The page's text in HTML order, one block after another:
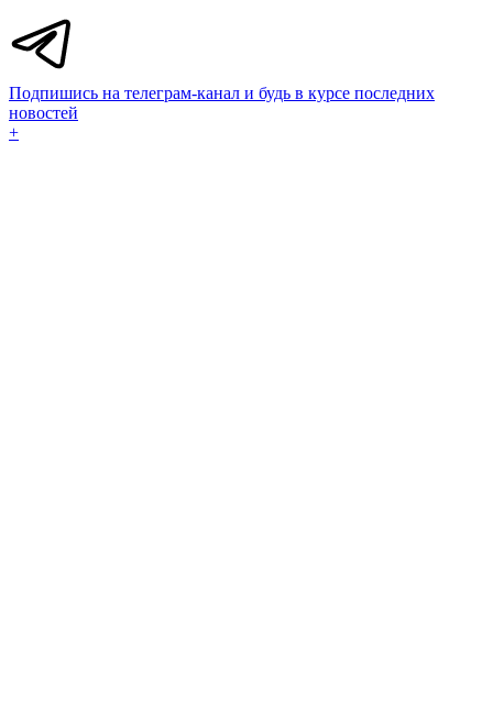
Подпишись на телеграм-канал и будь в курсе последних
новостей
+